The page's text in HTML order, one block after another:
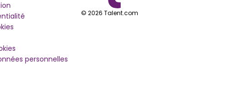
personnelles
© 2026 Talent.com